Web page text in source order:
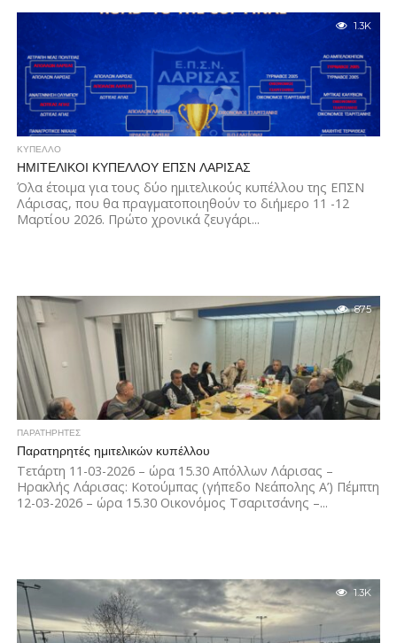
1.3K
ΚΥΠΕΛΛΟ
ΗΜΙΤΕΛΙΚΟΙ ΚΥΠΕΛΛΟΥ ΕΠΣΝ ΛΑΡΙΣΑΣ
Όλα έτοιμα για τους δύο ημιτελικούς κυπέλλου της ΕΠΣΝ
Λάρισας, που θα πραγματοποιηθούν το διήμερο 11 -12
Μαρτίου 2026. Πρώτο χρονικά ζευγάρι...
875
ΠΑΡΑΤΗΡΗΤΕΣ
Παρατηρητές ημιτελικών κυπέλλου
Τετάρτη 11-03-2026 – ώρα 15.30 Απόλλων Λάρισας –
Ηρακλής Λάρισας: Κοτούμπας (γήπεδο Νεάπολης Α’) Πέμπτη
12-03-2026 – ώρα 15.30 Οικονόμος Τσαριτσάνης –...
1.3K